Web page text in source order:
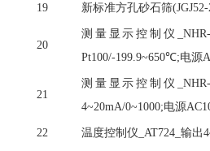
19 新标准方孔砂石筛
20
测量显示控制仪
Pt100/-199.9~650℃;电源
21
测量显示控制仪
4~20mA/0~1000;电源
22 温度控制仪 _AT724_输